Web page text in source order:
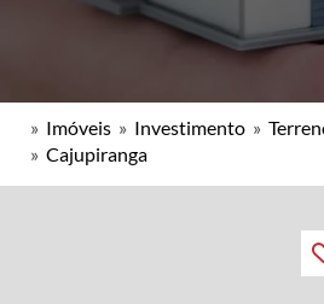
» Imóveis » Investimento »
» Cajupiranga